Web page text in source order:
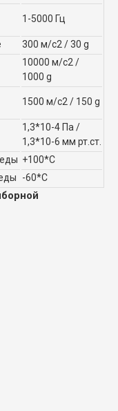
1-5000 Гц
300 м/с2 / 30 g
10000 м/с2 /
1000 g
1500 м/с2 / 150 g
1,3*10-4 Па /
1,3*10-6 мм рт.ст.
+100*С
-60*С